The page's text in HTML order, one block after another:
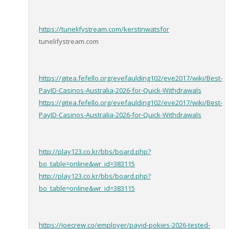
https://tunelifystream.com/kerstinwatsfor
tunelifystream.com
https://gitea.fefello.org/evefaulding102/eve2017/wiki/Best-
PayID-Casinos-Australia-2026-for-Quick-Withdrawals
https://gitea.fefello.org/evefaulding102/eve2017/wiki/Best-
PayID-Casinos-Australia-2026-for-Quick-Withdrawals
http://play123.co.kr/bbs/board.php?
bo_table=online&wr_id=383115
http://play123.co.kr/bbs/board.php?
bo_table=online&wr_id=383115
https://joecrew.co/employer/payid-pokies-2026-tested-